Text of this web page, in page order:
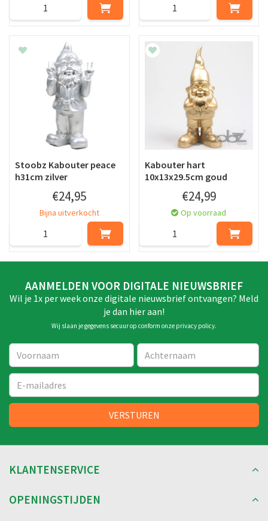
Stoobz Kabouter peace
h31cm zilver
€24,95
Bijna uitverkocht
Kabouter hart
10x13x29.5cm goud
€24,99
Op voorraad
AANMELDEN VOOR DIGITALE NIEUWSBRIEF
Wil je 1x per week onze digitale nieuwsbrief ontvangen? Meld
je dan hier aan!
Wij slaan je gegevens secuur op conform onze privacy policy.
KLANTENSERVICE
OPENINGSTIJDEN